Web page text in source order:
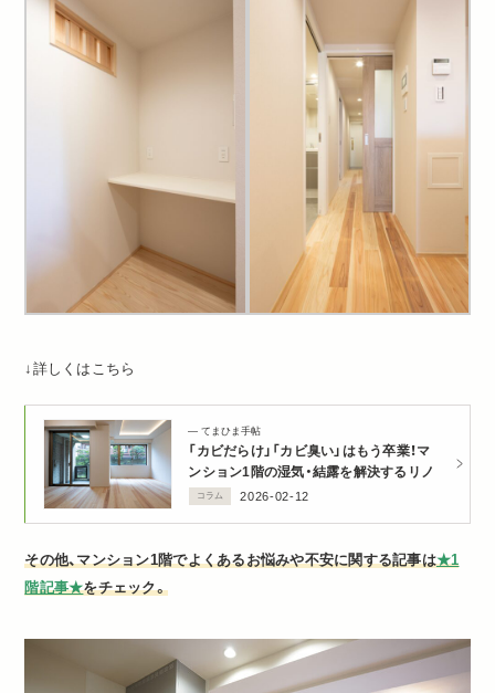
↓詳しくはこちら
てまひま手帖
「カビだらけ」「カビ臭い」はもう卒業！マ
ンション1階の湿気・結露を解決するリノ
ベとは？
コラム 2026-02-12
その他、マンション1階でよくあるお悩みや不安に関する記事は★1
階記事★をチェック。